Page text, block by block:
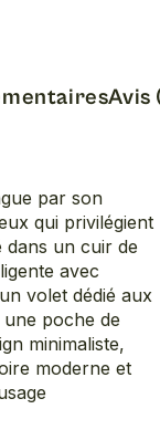
Avis
par son
qui privilégient
dans un cuir de
avec
volet dédié aux
poche de
minimaliste,
moderne et